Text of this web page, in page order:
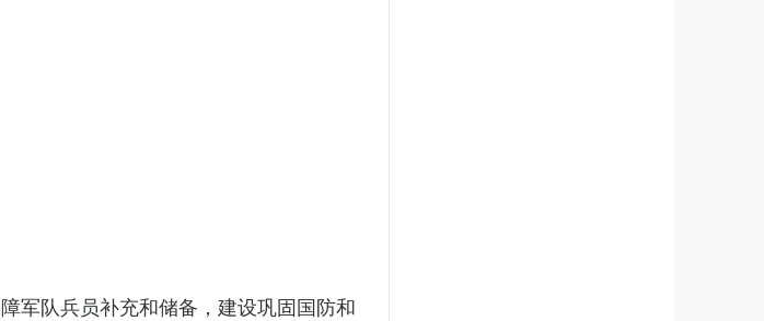
军队兵员补充和储备，建设巩固国防和